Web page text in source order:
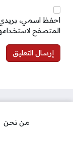
احفظ اسمي، بريدي
المتصفح
من نحن